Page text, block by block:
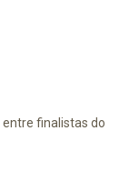
entre finalistas do